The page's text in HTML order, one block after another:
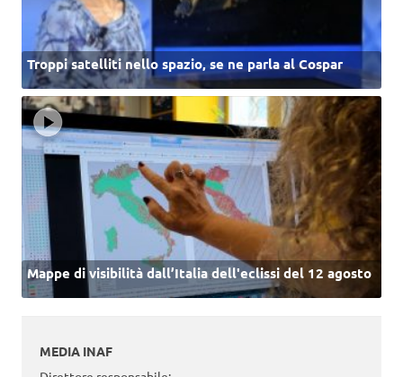
Troppi satelliti nello spazio, se ne parla al Cospar
Mappe di visibilità dall’Italia dell'eclissi del 12 agosto
MEDIA INAF